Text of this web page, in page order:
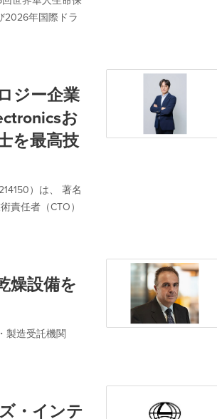
2026年国際ドラ
ジー企業
お
を最高技
）は、 著名
責任者（CTO）
燥設備を
製造受託機関
・インテ